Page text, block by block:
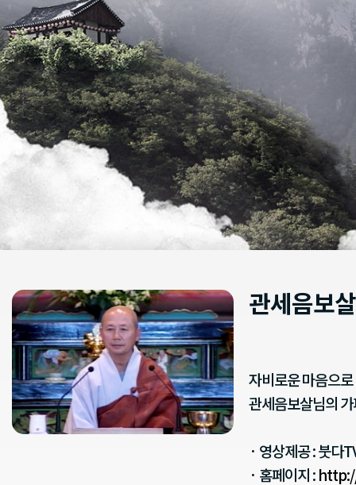
관세음보
자비로운 마음으
관세음보살님의
· 영상제공 : 붓다
· 홈페이지 :